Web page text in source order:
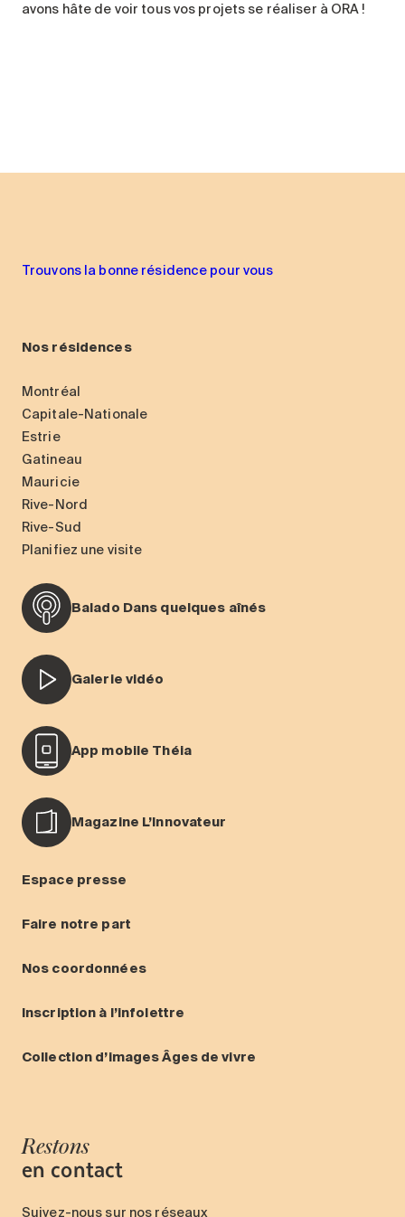
avons hâte de voir tous vos projets se réaliser à ORA !
Trouvons la bonne résidence pour vous
Nos résidences
Montréal
Capitale-Nationale
Estrie
Gatineau
Mauricie
Rive-Nord
Rive-Sud
Planifiez une visite
Balado Dans quelques aînés
Galerie vidéo
App mobile Théia
Magazine L’Innovateur
Espace presse
Faire notre part
Nos coordonnées
Inscription à l’infolettre
Collection d’images Âges de vivre
Restons
en contact
Suivez-nous sur nos réseaux